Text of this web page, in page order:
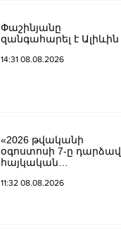
Փաշինյանը
զանգահարել է Ալիևին
14:31 08.08.2026
«2026 թվականի
օգոստոսի 7-ը դարձավ
հայկական
ամենախայտառակ
11:32 08.08.2026